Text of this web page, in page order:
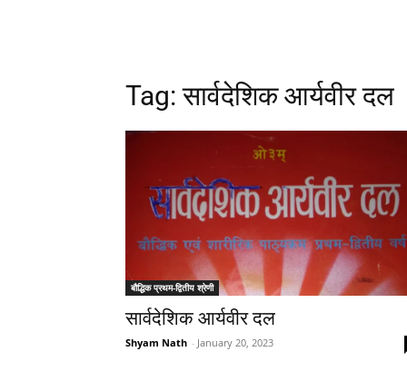
Tag: सार्वदेशिक आर्यवीर दल
बौद्धिक प्रथम-द्वितीय श्रेणी
सार्वदेशिक आर्यवीर दल
Shyam Nath - January 20, 2023